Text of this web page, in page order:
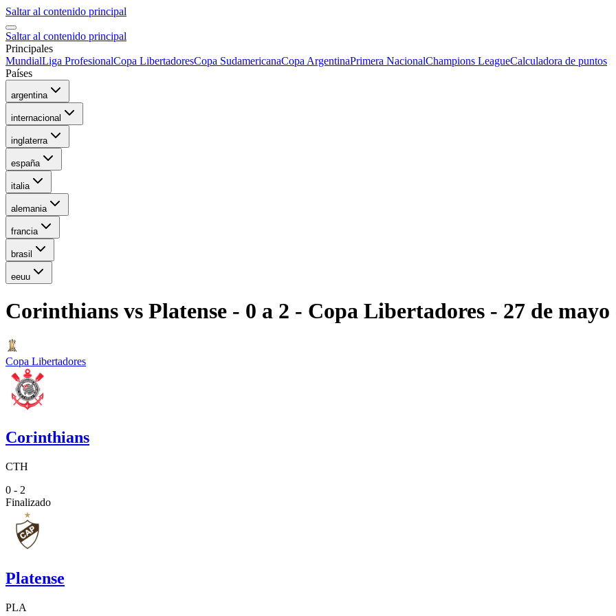
Saltar al contenido principal
Saltar al contenido principal
Principales
MundialLiga ProfesionalCopa LibertadoresCopa SudamericanaCopa ArgentinaPrimera NacionalChampions LeagueCalculadora de puntos
Países
argentina
internacional
inglaterra
españa
italia
alemania
francia
brasil
eeuu
Corinthians vs Platense - 0 a 2 - Copa Libertadores - 27 de mayo
Copa Libertadores
Corinthians
CTH
0 - 2
Finalizado
Platense
PLA